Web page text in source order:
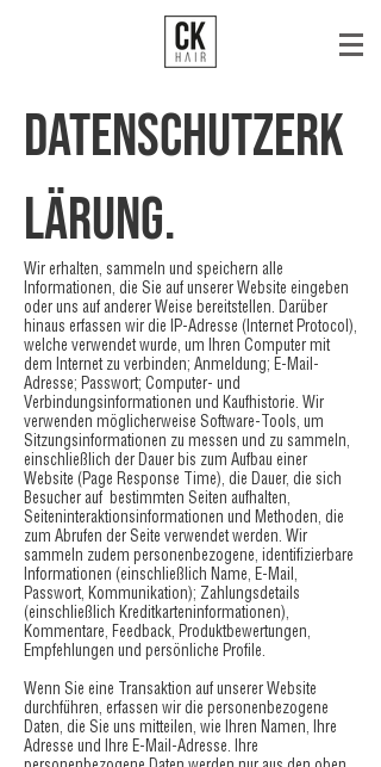
DATENSCHUTZERK
LÄRUNG.
Wir erhalten, sammeln und speichern alle
Informationen, die Sie auf unserer Website eingeben
oder uns auf anderer Weise bereitstellen. Darüber
hinaus erfassen wir die IP-Adresse (Internet Protocol),
welche verwendet wurde, um Ihren Computer mit
dem Internet zu verbinden; Anmeldung; E-Mail-
Adresse; Passwort; Computer- und
Verbindungsinformationen und Kaufhistorie. Wir
verwenden möglicherweise Software-Tools, um
Sitzungsinformationen zu messen und zu sammeln,
einschließlich der Dauer bis zum Aufbau einer
Website (Page Response Time), die Dauer, die sich
Besucher auf bestimmten Seiten aufhalten,
Seiteninteraktionsinformationen und Methoden, die
zum Abrufen der Seite verwendet werden. Wir
sammeln zudem personenbezogene, identifizierbare
Informationen (einschließlich Name, E-Mail,
Passwort, Kommunikation); Zahlungsdetails
(einschließlich Kreditkarteninformationen),
Kommentare, Feedback, Produktbewertungen,
Empfehlungen und persönliche Profile.
Wenn Sie eine Transaktion auf unserer Website
durchführen, erfassen wir die personenbezogene
Daten, die Sie uns mitteilen, wie Ihren Namen, Ihre
Adresse und Ihre E-Mail-Adresse. Ihre